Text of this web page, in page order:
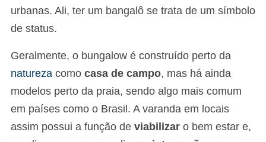
urbanas. Ali, ter um bangalô se trata de um símbolo
de status.
Geralmente, o bungalow é construído perto da
natureza como casa de campo, mas há ainda
modelos perto da praia, sendo algo mais comum
em países como o Brasil. A varanda em locais
assim possui a função de viabilizar o bem estar e,